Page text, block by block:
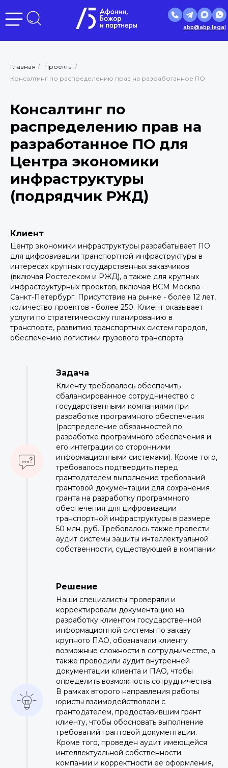
abp@abp.legal
Главная / Проекты /
Консалтинг по распределению прав на разработанное ПО
Консалтинг по
распределению прав на
разработанное ПО для
Центра экономики
инфраструктуры
(подрядчик РЖД)
Клиент
Центр экономики инфраструктуры разрабатывает ПО
для цифровизации транспортной инфраструктуры в
интересах крупных государственных заказчиков
(включая Ростелеком и РЖД), а также для крупных
инфраструктурных проектов, включая ВСМ Москва -
Санкт-Петербург. Присутствие на рынке - более 12 лет,
количество проектов - более 250. Клиент оказывает
услуги по стратегическому планированию в
транспорте, развитию транспортных систем городов,
обеспечению логистики грузового транспорта
Задача
Клиенту требовалось обеспечить
сбалансированное сотрудничество с
государственными компаниями при
разработке программного обеспечения
(распределение обязанностей по
разработке программного обеспечения и
его интеграции со сторонними
информационными системами). Кроме того,
требовалось подтвердить перед
грантодателем выполнение требований
грантовой документации для сохранения
гранта на разработку программного
обеспечения для цифровизации
транспортной инфраструктуры в размере
50 млн. руб. Требовалось также провести
аудит системы защиты интеллектуальной
собственности, существующей в компании
Решение
Наши специалисты проверяли и
корректировали документацию на
разработку клиентом государственной
информационной системы по заказу
крупного ПАО, обозначали клиенту
возможные сложности в сотрудничестве, а
также проводили аудит внутренней
документации клиента и ПАО, чтобы
определить возможность сотрудничества.
В рамках второго направления работы
юристы взаимодействовали с
грантодателем, предоставившим грант
клиенту, чтобы обосновать выполнение
требований грантовой документации.
Кроме того, проведен аудит имеющейся
интеллектуальной собственности
компании и корректности ее оформления,